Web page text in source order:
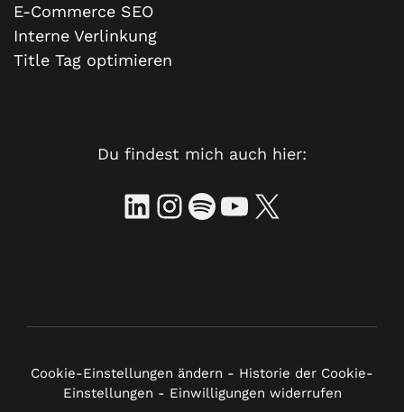
E-Commerce SEO
Interne Verlinkung
Title Tag optimieren
Du findest mich auch hier:
LinkedIn
Instagram
Spotify
YouTube
X
Cookie-Einstellungen ändern - Historie der Cookie-
Einstellungen - Einwilligungen widerrufen